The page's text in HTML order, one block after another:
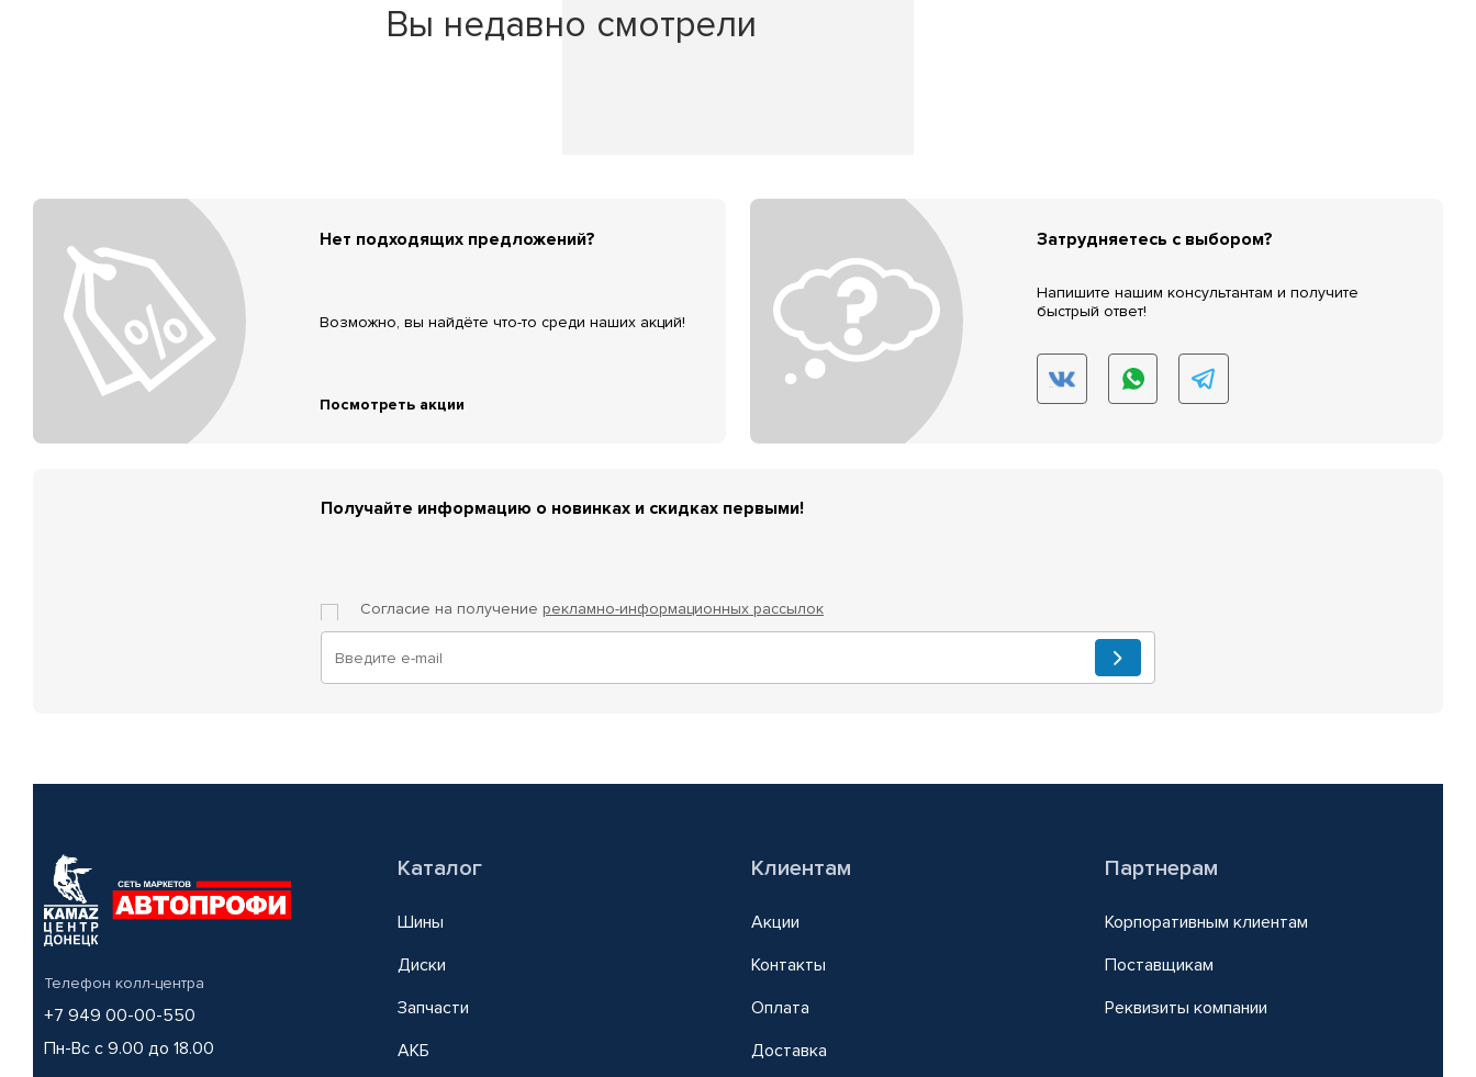
Вы недавно смотрели
Нет подходящих предложений?
Возможно, вы найдёте что-то среди наших акций!
Посмотреть акции
Затрудняетесь с выбором?
Напишите нашим консультантам и получите
быстрый ответ!
Получайте информацию о новинках и скидках первыми!
Согласие на получение рекламно-информационных рассылок
Телефон колл-центра
+7 949 00-00-550
Пн-Вс с 9.00 до 18.00
Каталог
Шины
Диски
Запчасти
АКБ
Клиентам
Акции
Контакты
Оплата
Доставка
Партнерам
Корпоративным клиентам
Поставщикам
Реквизиты компании